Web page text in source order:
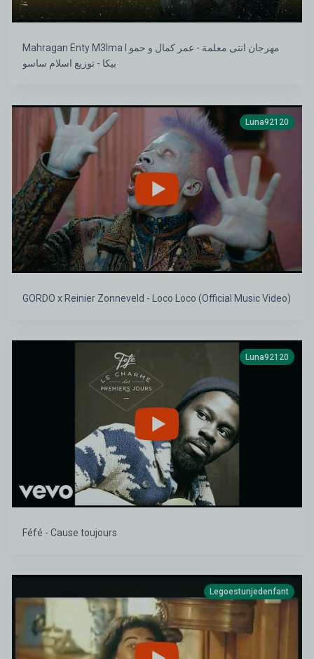
Mahragan Enty M3lma l مهرجان انتى معلمة - عمر كمال و حمو
بيكا - توزيع اسلام ساسو
Luna92120
GORDO x Reinier Zonneveld - Loco Loco (Official Music Video)
Luna92120
Féfé - Cause toujours
Legoestunjedenfant